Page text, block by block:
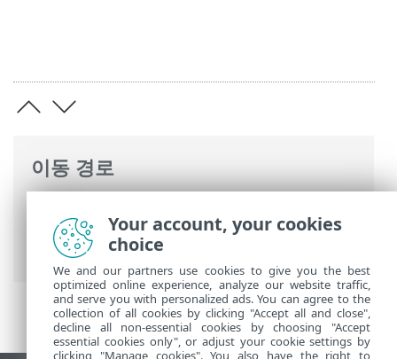
이동 경로
Antivirus
>ESET NOD32 Antivirus 운용>
컴퓨터 검사
Your account, your cookies
choice
We and our partners use cookies to give you the best
optimized online experience, analyze our website traffic,
and serve you with personalized ads. You can agree to the
collection of all cookies by clicking "Accept all and close",
decline all non-essential cookies by choosing "Accept
essential cookies only", or adjust your cookie settings by
clicking "Manage cookies". You also have the right to